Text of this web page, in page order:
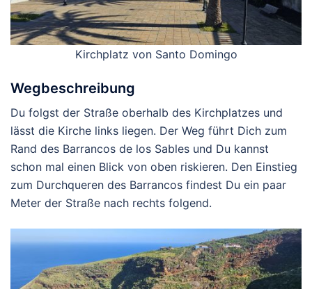
Kirchplatz von Santo Domingo
Wegbeschreibung
Du folgst der Straße oberhalb des Kirchplatzes und
lässt die Kirche links liegen. Der Weg führt Dich zum
Rand des Barrancos de los Sables und Du kannst
schon mal einen Blick von oben riskieren. Den Einstieg
zum Durchqueren des Barrancos findest Du ein paar
Meter der Straße nach rechts folgend.